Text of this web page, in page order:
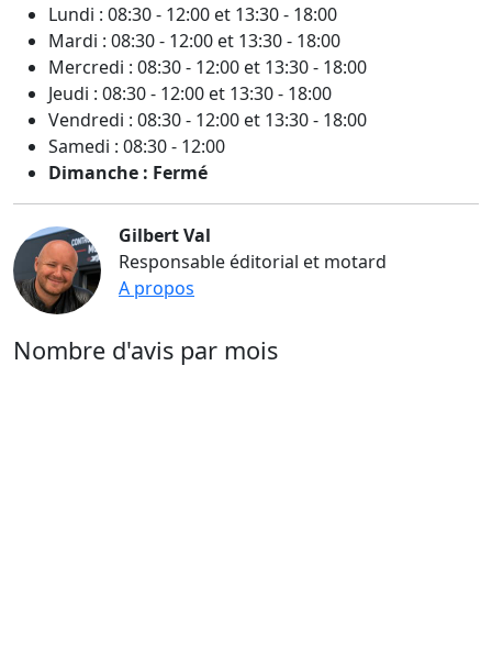
Lundi : 08:30 - 12:00 et 13:30 - 18:00
Mardi : 08:30 - 12:00 et 13:30 - 18:00
Mercredi : 08:30 - 12:00 et 13:30 - 18:00
Jeudi : 08:30 - 12:00 et 13:30 - 18:00
Vendredi : 08:30 - 12:00 et 13:30 - 18:00
Samedi : 08:30 - 12:00
Dimanche : Fermé
Gilbert Val
Responsable éditorial et motard
A propos
Nombre d'avis par mois